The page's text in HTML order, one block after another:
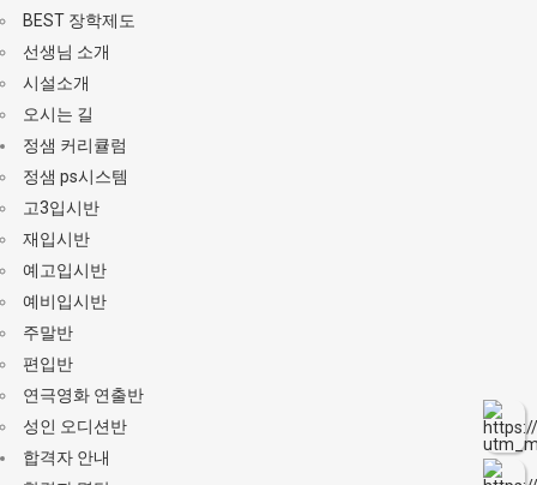
BEST 장학제도
선생님 소개
시설소개
오시는 길
정샘 커리큘럼
정샘 ps시스템
고3입시반
재입시반
예고입시반
예비입시반
주말반
편입반
연극영화 연출반
성인 오디션반
합격자 안내